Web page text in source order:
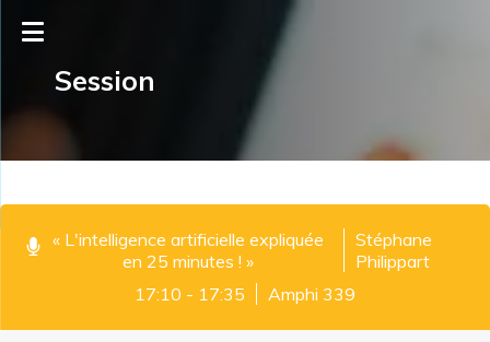
Session
« L'intelligence artificielle expliquée
en 25 minutes ! »
Stéphane
Philippart
17:10 - 17:35
Amphi 339